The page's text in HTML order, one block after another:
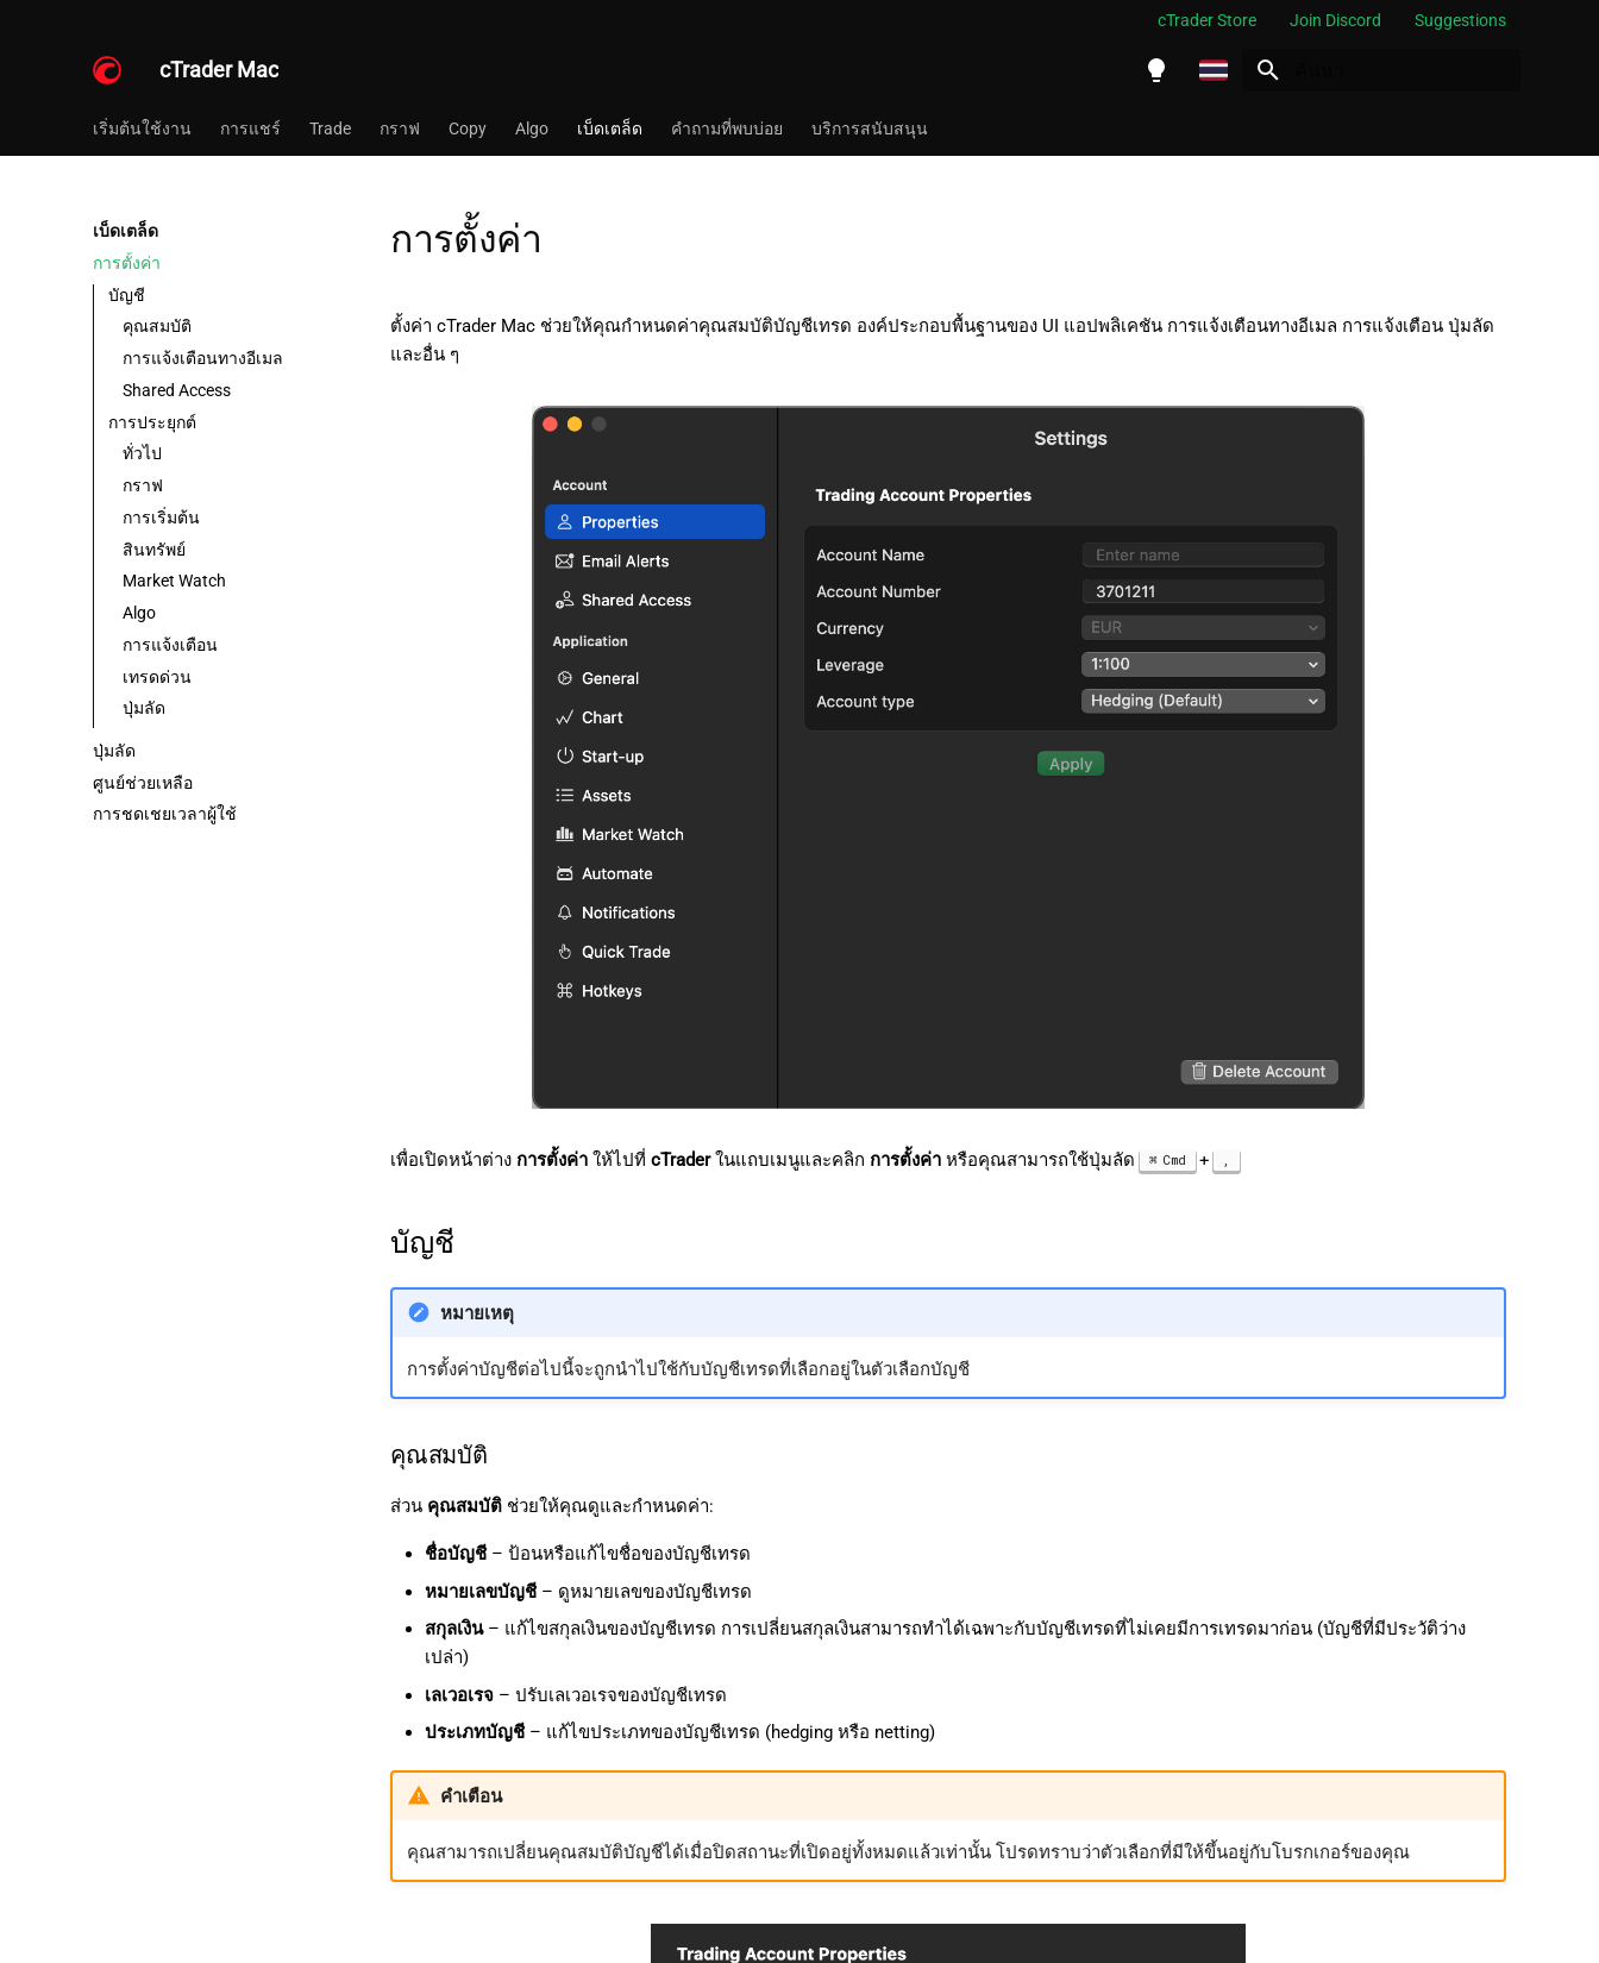
cTrader Store Join Discord Suggestions
cTrader Mac
日本語
Deutsch
Français
Italiano
เริ่มต้นใช้งาน การแชร์ Trade กราฟ Copy Algo เบ็ดเตล็ด คำถามที่พบบ่อย บริการสนับสนุน
เบ็ดเตล็ด
การตั้งค่า
บัญชี
คุณสมบัติ
การแจ้งเตือนทางอีเมล
Shared Access
การประยุกต์
ทั่วไป
กราฟ
การเริ่มต้น
สินทรัพย์
Market Watch
Algo
การแจ้งเตือน
เทรดด่วน
ปุ่มลัด
ปุ่มลัด
ศูนย์ช่วยเหลือ
การชดเชยเวลาผู้ใช้
การตั้งค่า
ตั้งค่า cTrader Mac ช่วยให้คุณกำหนดค่าคุณสมบัติบัญชีเทรด องค์ประกอบพื้นฐานของ UI แอปพลิเคชัน การแจ้งเตือนทางอีเมล การแจ้งเตือน ปุ่มลัด
และอื่น ๆ
เพื่อเปิดหน้าต่าง การตั้งค่า ให้ไปที่ cTraderในแถบเมนูและคลิก การตั้งค่า หรือคุณสามารถใช้ปุ่มลัด Cmd + ,
บัญชี
หมายเหตุ
การตั้งค่าบัญชีต่อไปนี้จะถูกนำไปใช้กับบัญชีเทรดที่เลือกอยู่ในตัวเลือกบัญชี
คุณสมบัติ
ส่วน คุณสมบัติ ช่วยให้คุณดูและกำหนดค่า:
ชื่อบัญชี– ป้อนหรือแก้ไขชื่อของบัญชีเทรด
หมายเลขบัญชี– ดูหมายเลขของบัญชีเทรด
สกุลเงิน– แก้ไขสกุลเงินของบัญชีเทรด การเปลี่ยนสกุลเงินสามารถทำได้เฉพาะกับบัญชีเทรดที่ไม่เคยมีการเทรดมาก่อน (บัญชีที่มีประวัติว่าง
เปล่า)
เลเวอเรจ– ปรับเลเวอเรจของบัญชีเทรด
ประเภทบัญชี– แก้ไขประเภทของบัญชีเทรด (hedging หรือ netting)
คำเตือน
คุณสามารถเปลี่ยนคุณสมบัติบัญชีได้เมื่อปิดสถานะที่เปิดอยู่ทั้งหมดแล้วเท่านั้น โปรดทราบว่าตัวเลือกที่มีให้ขึ้นอยู่กับโบรกเกอร์ของคุณ